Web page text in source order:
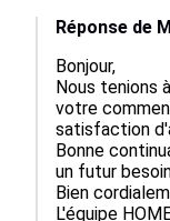
Réponse de
Bonjour,
Nous tenions
votre
satisfaction
Bonne
un futur
Bien
L'équipe